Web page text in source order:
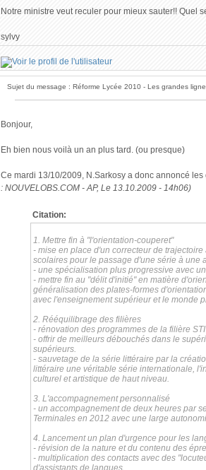
Notre ministre veut reculer pour mieux sauter!! Quel
sylvy
Sujet du message : Réforme Lycée 2010 - Les grandes
Bonjour,
Eh bien nous voilà un an plus tard. (ou presque)
Ce mardi 13/10/2009, N.Sarkosy a donc annoncé
: NOUVELOBS.COM - AP, Le 13.10.2009 - 14h06)
Citation:
1. Mettre fin à "l'orientation-couperet"
- mise en place d'un correcteur de
scolaires pour le passage d'une série à une
- une spécialisation plus progressive avec
- mettre fin au "délit d'initié" en matière
généralisation des plates-formes
avec l'enseignement supérieur et le monde
2. Rééquilibrage des filières
- rénovation des programmes de la filière
- offrir de meilleurs débouchés dans le
supérieurs.
- sauvetage de la série littéraire par la
littéraire une véritable série internationale,
culturel et artistique de haut niveau.
3. L'accompagnement personnalisé
- un accompagnement de deux heures par
Terminales en 2012 avec une large
4. Lancement un plan d'urgence pour les
- révision de la nature et du contenu des
- multiplication des contacts avec des
d'assistants de langues.